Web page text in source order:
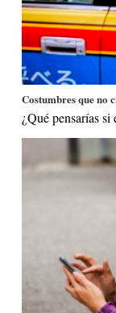
Costumbres que no
¿Qué pensarías